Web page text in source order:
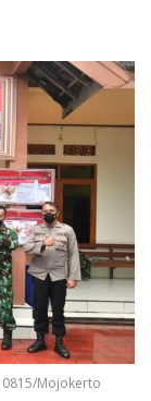
0815/Mojokerto